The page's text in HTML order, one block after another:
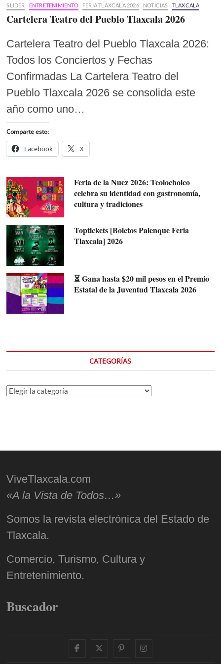
SLIDER ENTRETENIMIENTO FERIA TLAXCALA 2026 NOTICIAS TLAXCALA
Cartelera Teatro del Pueblo Tlaxcala 2026
Cartelera Teatro del Pueblo Tlaxcala 2026:
Todos los Conciertos y Fechas
Confirmadas La Cartelera Teatro del
Pueblo Tlaxcala 2026 se consolida este
año como uno…
Comparte esto:
Facebook X
Feria de la Nuez 2026: Teolocholco
celebra su identidad con gastronomía,
cultura y tradiciones
Toptickets [Boletos Palenque Feria
Tlaxcala] 2026
⏳ Gana hasta $20 mil pesos en el Premio
Estatal de la Juventud Tlaxcala 2026
CATEGORÍAS
Categorías
ViveTlaxcala.com
«A la Vista de Todos…»
Somos la revista electrónica del Estado de
Tlaxcala.
Comercio, Turismo, Cultura y
Entretenimiento.
Buscador
facebooktwitter
pinterestinstagram